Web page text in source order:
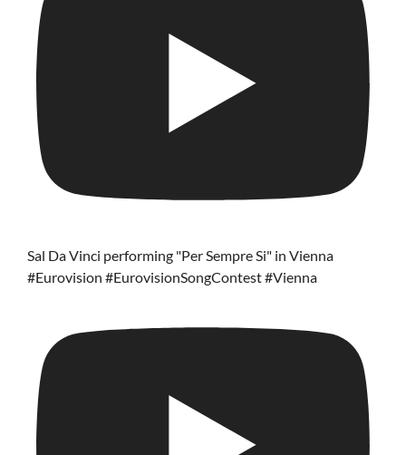
Sal Da Vinci performing "Per Sempre Si" in Vienna
#Eurovision #EurovisionSongContest #Vienna